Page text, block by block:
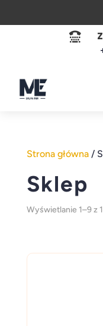

Strona główna/
Sklep
Wyświetlanie 1–9 z